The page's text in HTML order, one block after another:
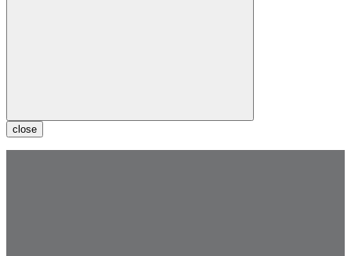
close